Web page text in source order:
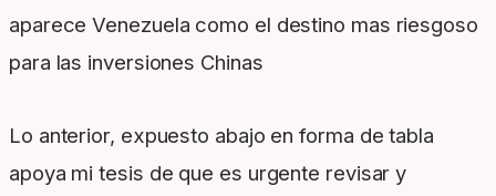
aparece Venezuela como el destino mas riesgoso
para las inversiones Chinas
Lo anterior, expuesto abajo en forma de tabla
apoya mi tesis de que es urgente revisar y